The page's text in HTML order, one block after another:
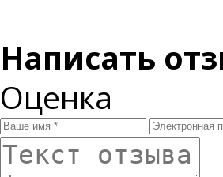
Написать
Оценка